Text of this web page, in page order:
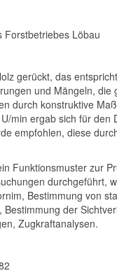
Forstbetriebes Löbau
gerückt, das
und Mängeln,
durch konstruktive
min ergab sich für den
empfohlen, diese
Funktionsmuster zur
durchgeführt,
Bestimmung von
der
Zugkraftanalysen.